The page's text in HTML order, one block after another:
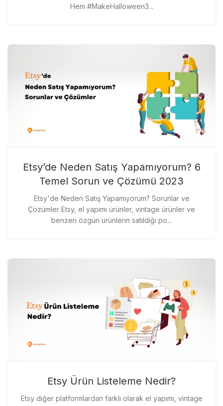
Hem #MakeHalloween3...
Etsy’de Neden Satış Yapamıyorum? 6
Temel Sorun ve Çözümü 2023
Etsy'de Neden Satış Yapamıyorum? Sorunlar ve
Çözümler Etsy, el yapımı ürünler, vintage ürünler ve
benzeri özgün ürünlerin satıldığı po...
Etsy Ürün Listeleme Nedir?
Etsy diğer platformlardan farklı olarak el yapımı, vintage